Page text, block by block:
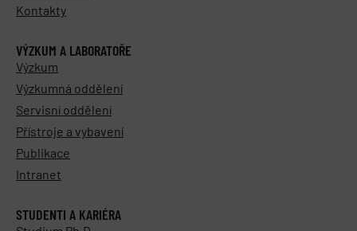
Kontakty
VÝZKUM A LABORATOŘE
Výzkum
Výzkumná oddělení
Servisní oddělení
Přístroje a vybavení
Publikace
Intranet
STUDENTI A KARIÉRA